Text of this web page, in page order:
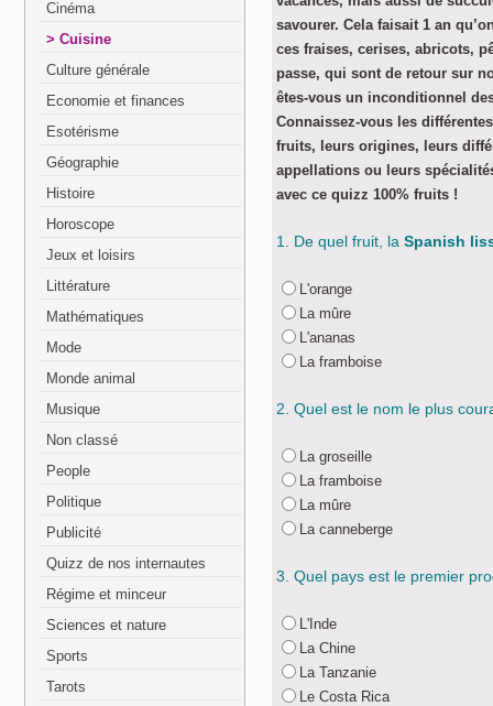
Cinéma
Cuisine
Culture générale
Economie et finances
Esotérisme
Géographie
Histoire
Horoscope
Jeux et loisirs
Littérature
Mathématiques
Mode
Monde animal
Musique
Non classé
People
Politique
Publicité
Quizz de nos internautes
Régime et minceur
Sciences et nature
Sports
Tarots
savourer. Cela faisait 1 an
ces fraises, cerises, abricots,
passe, qui sont de retour sur
êtes-vous un inconditionnel
Connaissez-vous les
fruits, leurs origines, leurs
appellations ou leurs
avec ce quizz 100% fruits !
1. De quel fruit, la Spanish
L'orange
La mûre
L'ananas
La framboise
2. Quel est le nom le plus
La groseille
La framboise
La mûre
La canneberge
3. Quel pays est le premier
L'Inde
La Chine
La Tanzanie
Le Costa Rica